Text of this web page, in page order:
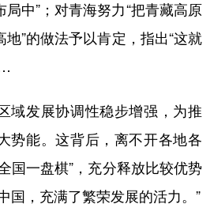
中”；对青海努力“把青藏高原
”的做法予以肯定，指出“这就
发展协调性稳步增强，为推
势能。这背后，离不开各地各
国一盘棋”，充分释放比较优势
国，充满了繁荣发展的活力。”